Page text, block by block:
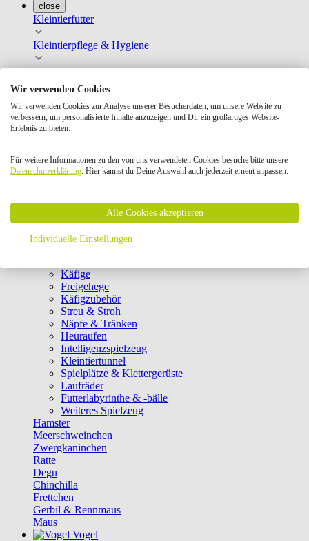
close
Kleintierfutter
Kleintierpflege & Hygiene
Kleintierheim
Transportboxen
Geschenkkarten
Bücher Kleintier
Snacks
Krallen- & Fellpflege
Käfige
Freigehege
Käfigzubehör
Streu & Stroh
Näpfe & Tränken
Heuraufen
Intelligenzspielzeug
Kleintiertunnel
Spielplätze & Klettergerüste
Laufräder
Futterlabyrinthe & -bälle
Weiteres Spielzeug
Hamster
Meerschweinchen
Zwergkaninchen
Ratte
Degu
Chinchilla
Frettchen
Gerbil & Rennmaus
Maus
Vogel
Wir verwenden Cookies
Wir verwenden Cookies zur Analyse unserer Besucherdaten, um unsere Website zu
verbessern, um personalisierte Inhalte anzuzeigen und Dir ein großartiges Website-
Erlebnis zu bieten.
Für weitere Informationen zu den von uns verwendeten Cookies besuche bitte unsere
Datenschutzerklärung. Hier kannst du Deine Auswahl auch jederzeit erneut anpassen.
Alle Cookies akzeptieren
Individuelle Einstellungen